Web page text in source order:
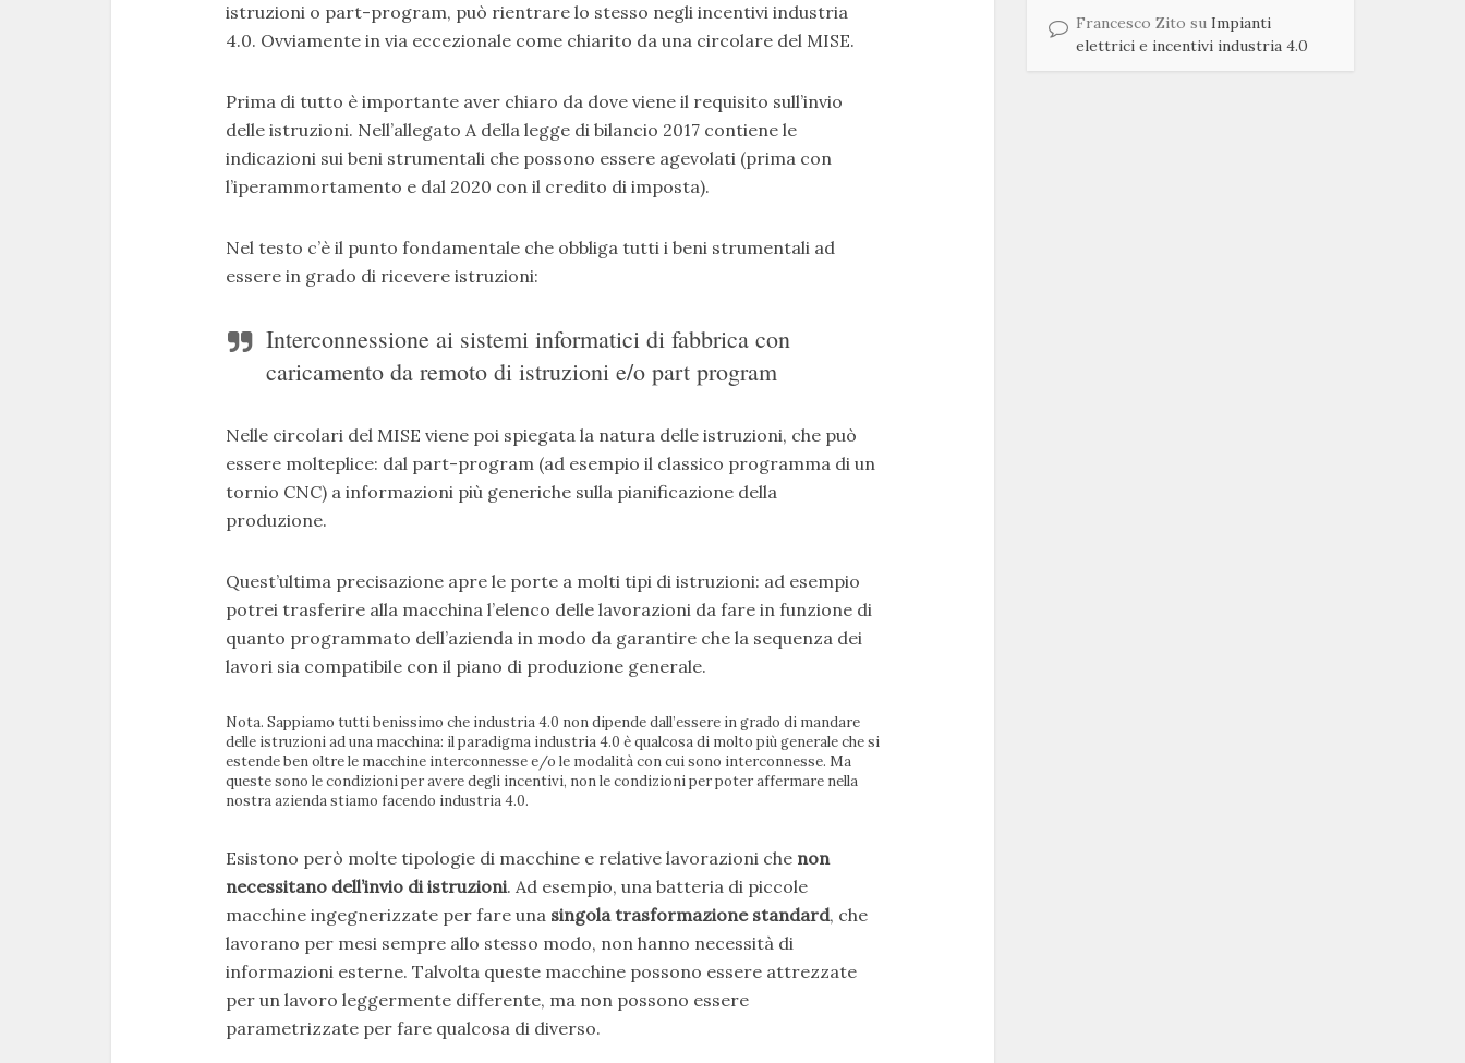
istruzioni o part-program, può rientrare lo stesso negli incentivi industria
4.0. Ovviamente in via eccezionale come chiarito da una circolare del MISE.
Prima di tutto è importante aver chiaro da dove viene il requisito sull’invio
delle istruzioni. Nell’allegato A della legge di bilancio 2017 contiene le
indicazioni sui beni strumentali che possono essere agevolati (prima con
l’iperammortamento e dal 2020 con il credito di imposta).
Nel testo c’è il punto fondamentale che obbliga tutti i beni strumentali ad
essere in grado di ricevere istruzioni:
Interconnessione ai sistemi informatici di fabbrica con
caricamento da remoto di istruzioni e/o part program
Nelle circolari del MISE viene poi spiegata la natura delle istruzioni, che può
essere molteplice: dal part-program (ad esempio il classico programma di un
tornio CNC) a informazioni più generiche sulla pianificazione della
produzione.
Quest’ultima precisazione apre le porte a molti tipi di istruzioni: ad esempio
potrei trasferire alla macchina l’elenco delle lavorazioni da fare in funzione di
quanto programmato dell’azienda in modo da garantire che la sequenza dei
lavori sia compatibile con il piano di produzione generale.
Nota. Sappiamo tutti benissimo che industria 4.0 non dipende dall’essere in grado di mandare
delle istruzioni ad una macchina: il paradigma industria 4.0 è qualcosa di molto più generale che si
estende ben oltre le macchine interconnesse e/o le modalità con cui sono interconnesse. Ma
queste sono le condizioni per avere degli incentivi, non le condizioni per poter affermare nella
nostra azienda stiamo facendo industria 4.0.
Esistono però molte tipologie di macchine e relative lavorazioni che non
necessitano dell’invio di istruzioni. Ad esempio, una batteria di piccole
macchine ingegnerizzate per fare una singola trasformazione standard, che
lavorano per mesi sempre allo stesso modo, non hanno necessità di
informazioni esterne. Talvolta queste macchine possono essere attrezzate
per un lavoro leggermente differente, ma non possono essere
parametrizzate per fare qualcosa di diverso.
Francesco Zito su Impianti
elettrici e incentivi industria 4.0